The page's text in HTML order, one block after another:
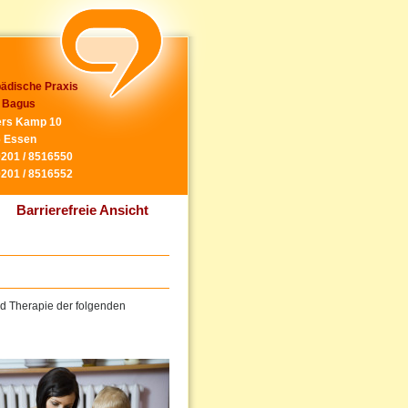
Praxis
Kamp 10
Essen
/ 8516550
/ 8516552
Barrierefreie Ansicht
Therapie der folgenden